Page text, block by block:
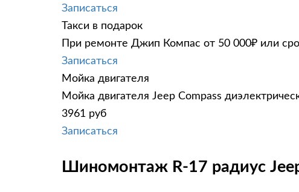
Записаться
Такси в подарок
При ремонте Джип Компас от 50 000₽ или
Записаться
Мойка двигателя
Мойка двигателя Jeep Compass
3961 руб
Записаться
Шиномонтаж R-17 радиус